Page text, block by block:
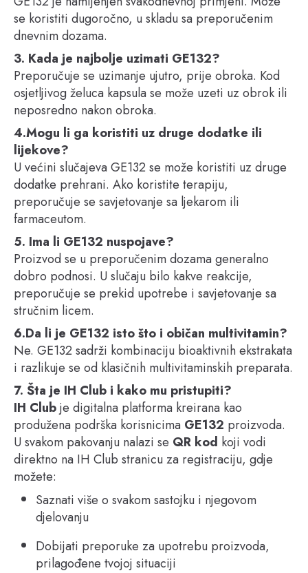
se koristiti dugoročno, u skladu sa preporučenim
dnevnim dozama.
3. Kada je najbolje uzimati GE132?
Preporučuje se uzimanje ujutro, prije obroka. Kod
osjetljivog želuca kapsula se može uzeti uz obrok ili
neposredno nakon obroka.
4.Mogu li ga koristiti uz druge dodatke ili
lijekove?
U većini slučajeva GE132 se može koristiti uz druge
dodatke prehrani. Ako koristite terapiju,
preporučuje se savjetovanje sa ljekarom ili
farmaceutom.
5. Ima li GE132 nuspojave?
Proizvod se u preporučenim dozama generalno
dobro podnosi. U slučaju bilo kakve reakcije,
preporučuje se prekid upotrebe i savjetovanje sa
stručnim licem.
6.Da li je GE132 isto što i običan multivitamin?
Ne. GE132 sadrži kombinaciju bioaktivnih ekstrakata
i razlikuje se od klasičnih multivitaminskih preparata.
7. Šta je IH Club i kako mu pristupiti?
IH Clubje digitalna platforma kreirana kao
produžena podrška korisnicima GE132 proizvoda.
U svakom pakovanju nalazi se QR kod koji vodi
direktno na IH Club stranicu za registraciju, gdje
možete:
Saznati više o svakom sastojku i njegovom
djelovanju
Dobijati preporuke za upotrebu proizvoda,
prilagođene tvojoj situaciji